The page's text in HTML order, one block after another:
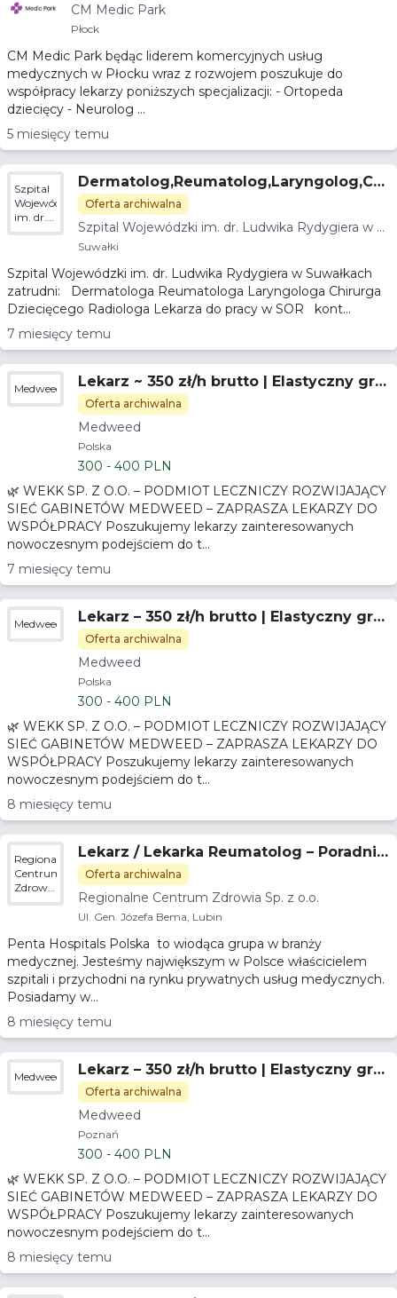
CM Medic Park
Płock
CM Medic Park będąc liderem komercyjnych usług
medycznych w Płocku wraz z rozwojem poszukuje do
współpracy lekarzy poniższych specjalizacji: - Ortopeda
dziecięcy - Neurolog ...
5 miesięcy temu
Szpital
Wojewódzki
im. dr.
Ludwika
Suwałkach
Dermatolog,Reumatolog,Laryngolog,Chi
rurg dziecięcy,Radiolog, Lekarz na SOR
w Szpitalu Wojewódzkim w Suwałkach
Oferta archiwalna
Szpital Wojewódzki im. dr. Ludwika Rydygiera w S
uwałkach
Suwałki
Szpital Wojewódzki im. dr. Ludwika Rydygiera w Suwałkach
zatrudni: Dermatologa Reumatologa Laryngologa Chirurga
Dziecięcego Radiologa Lekarza do pracy w SOR kont...
7 miesięcy temu
Medweed
Lekarz ~ 350 zł/h brutto | Elastyczny gra
fik | Gotowa baza pacjentów – OPOLE
Oferta archiwalna
Medweed
Polska
300 - 400 PLN
🌿 WEKK SP. Z O.O. – PODMIOT LECZNICZY ROZWIJAJĄCY
SIEĆ GABINETÓW MEDWEED – ZAPRASZA LEKARZY DO
WSPÓŁPRACY Poszukujemy lekarzy zainteresowanych
nowoczesnym podejściem do t...
7 miesięcy temu
Medweed
Lekarz – 350 zł/h brutto | Elastyczny gra
fik | Gotowa baza pacjentów – Gdańsk
Oferta archiwalna
Medweed
Polska
300 - 400 PLN
🌿 WEKK SP. Z O.O. – PODMIOT LECZNICZY ROZWIJAJĄCY
SIEĆ GABINETÓW MEDWEED – ZAPRASZA LEKARZY DO
WSPÓŁPRACY Poszukujemy lekarzy zainteresowanych
nowoczesnym podejściem do t...
8 miesięcy temu
Regionalne
Centrum
Zdrowia
Sp. z
Lekarz / Lekarka Reumatolog – Poradnia
Reumatologiczna
Oferta archiwalna
Regionalne Centrum Zdrowia Sp. z o.o.
Ul. Gen. Józefa Bema, Lubin
Penta Hospitals Polska to wiodąca grupa w branży
medycznej. Jesteśmy największym w Polsce właścicielem
szpitali i przychodni na rynku prywatnych usług medycznych.
Posiadamy w...
8 miesięcy temu
Medweed
Lekarz – 350 zł/h brutto | Elastyczny gra
fik – Bielsko Biała
Oferta archiwalna
Medweed
Poznań
300 - 400 PLN
🌿 WEKK SP. Z O.O. – PODMIOT LECZNICZY ROZWIJAJĄCY
SIEĆ GABINETÓW MEDWEED – ZAPRASZA LEKARZY DO
WSPÓŁPRACY Poszukujemy lekarzy zainteresowanych
nowoczesnym podejściem do t...
8 miesięcy temu